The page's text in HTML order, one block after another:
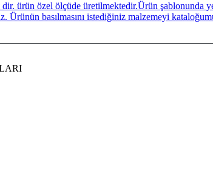
ürün özel ölçüde üretilmektedir.Ürün şablonunda
basılmasını istediğiniz malzemeyi